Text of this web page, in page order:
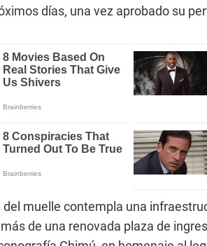
días, una vez aprobado su
del muelle contempla una
de una renovada plaza de